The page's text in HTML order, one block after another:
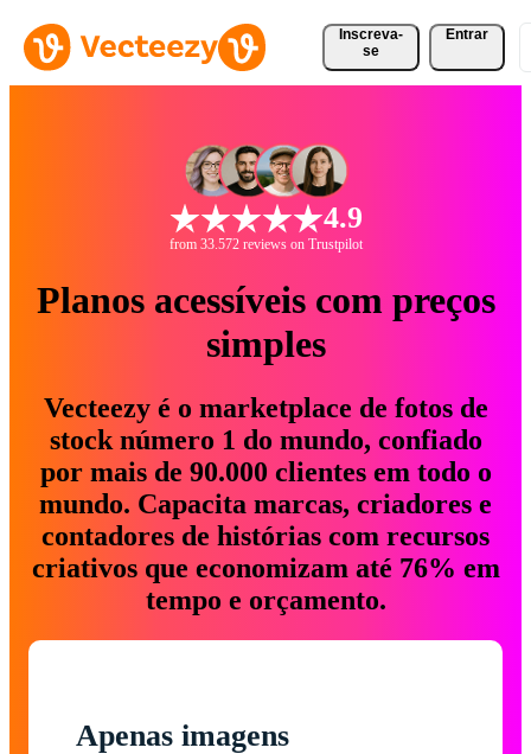
Inscreva-
se
Entrar
4.9
from 33.572 reviews on Trustpilot
Planos acessíveis com preços
simples
Vecteezy é o marketplace de fotos de
stock número 1 do mundo, confiado
por mais de 90.000 clientes em todo o
mundo. Capacita marcas, criadores e
contadores de histórias com recursos
criativos que economizam até 76% em
tempo e orçamento.
Apenas imagens